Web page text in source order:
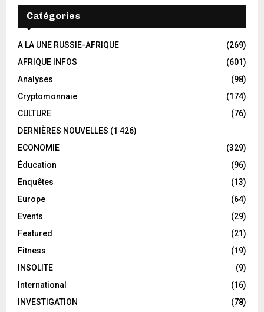
Catégories
A LA UNE RUSSIE-AFRIQUE
(269)
AFRIQUE INFOS
(601)
Analyses
(98)
Cryptomonnaie
(174)
CULTURE
(76)
DERNIÈRES NOUVELLES (1 426)
ECONOMIE
(329)
Éducation
(96)
Enquêtes
(13)
Europe
(64)
Events
(29)
Featured
(21)
Fitness
(19)
INSOLITE
(9)
International
(16)
INVESTIGATION
(78)